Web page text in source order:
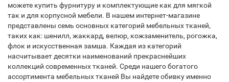
можете купить фурнитуру и комплектующие как для мягкой
так и для корпусной мебели. В нашем интернет-магазине
представлены семь основных категорий мебельных тканей,
таких как: шенилл, жаккард, велюр, кожзаменитель, рогожка,
флок и искусственная замша. Каждая из категорий
насчитывает десятки наименований прекраснейших
коллекций современных тканей. Среди нашего богатого
ассортимента мебельных тканей Вы найдете обивку именно